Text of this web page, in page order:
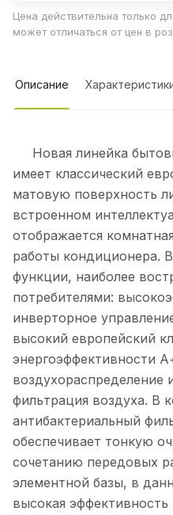
Цена действительна только
может отличаться от цен в
Описание
Новая линейка
имеет классический
матовую поверхность
встроенном
отображается
работы кондиционера.
функции, наиболее
потребителями:
инверторное
высокий европейский
энергоэффективности
воздухораспределение
фильтрация воздуха. В
антибактериальный
обеспечивает тонкую
сочетанию передовых
элементной базы, в
высокая